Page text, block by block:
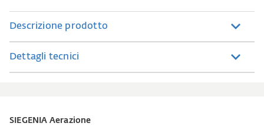
Descrizione prodotto
Dettagli tecnici
SIEGENIA Aerazione